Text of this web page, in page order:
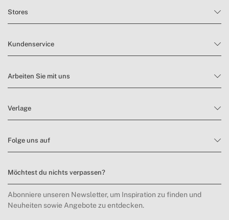
Stores
Kundenservice
Arbeiten Sie mit uns
Verlage
Folge uns auf
Möchtest du nichts verpassen?
Abonniere unseren Newsletter, um Inspiration zu finden und
Neuheiten sowie Angebote zu entdecken.